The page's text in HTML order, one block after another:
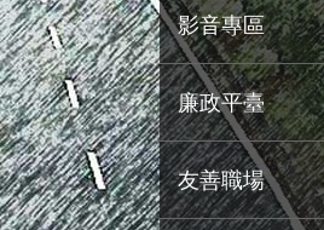
影音專區
廉政平臺
友善職場